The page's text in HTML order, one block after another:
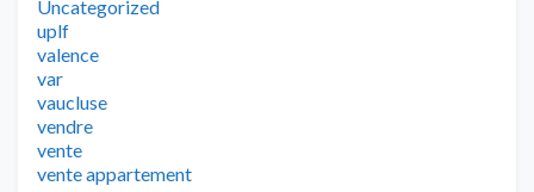
Uncategorized
uplf
valence
var
vaucluse
vendre
vente
vente appartement